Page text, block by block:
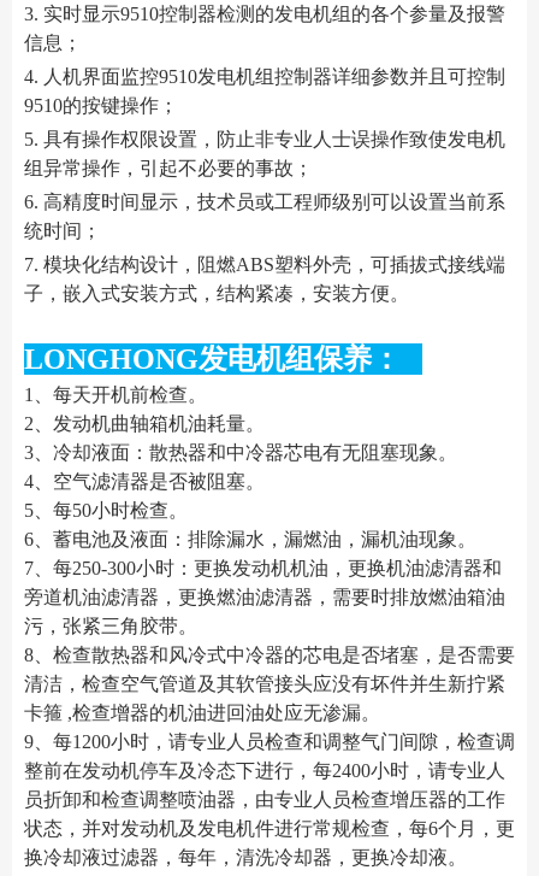
3. 实时显示9510控制器检测的发电机组的各个参量及报警
信息；
4. 人机界面监控9510发电机组控制器详细参数并且可控制
9510的按键操作；
5. 具有操作权限设置，防止非专业人士误操作致使发电机
组异常操作，引起不必要的事故；
6. 高精度时间显示，技术员或工程师级别可以设置当前系
统时间；
7. 模块化结构设计，阻燃ABS塑料外壳，可插拔式接线端
子，嵌入式安装方式，结构紧凑，安装方便。
LONGHONG发电机组保养：
1、每天开机前检查。
2、发动机曲轴箱机油耗量。
3、冷却液面：散热器和中冷器芯电有无阻塞现象。
4、空气滤清器是否被阻塞。
5、每50小时检查。
6、蓄电池及液面：排除漏水，漏燃油，漏机油现象。
7、每250-300小时：更换发动机机油，更换机油滤清器和
旁道机油滤清器，更换燃油滤清器，需要时排放燃油箱油
污，张紧三角胶带。
8、检查散热器和风冷式中冷器的芯电是否堵塞，是否需要
清洁，检查空气管道及其软管接头应没有坏件并生新拧紧
卡箍 ,检查增器的机油进回油处应无渗漏。
9、每1200小时，请专业人员检查和调整气门间隙，检查调
整前在发动机停车及冷态下进行，每2400小时，请专业人
员折卸和检查调整喷油器，由专业人员检查增压器的工作
状态，并对发动机及发电机件进行常规检查，每6个月，更
换冷却液过滤器，每年，清洗冷却器，更换冷却液。